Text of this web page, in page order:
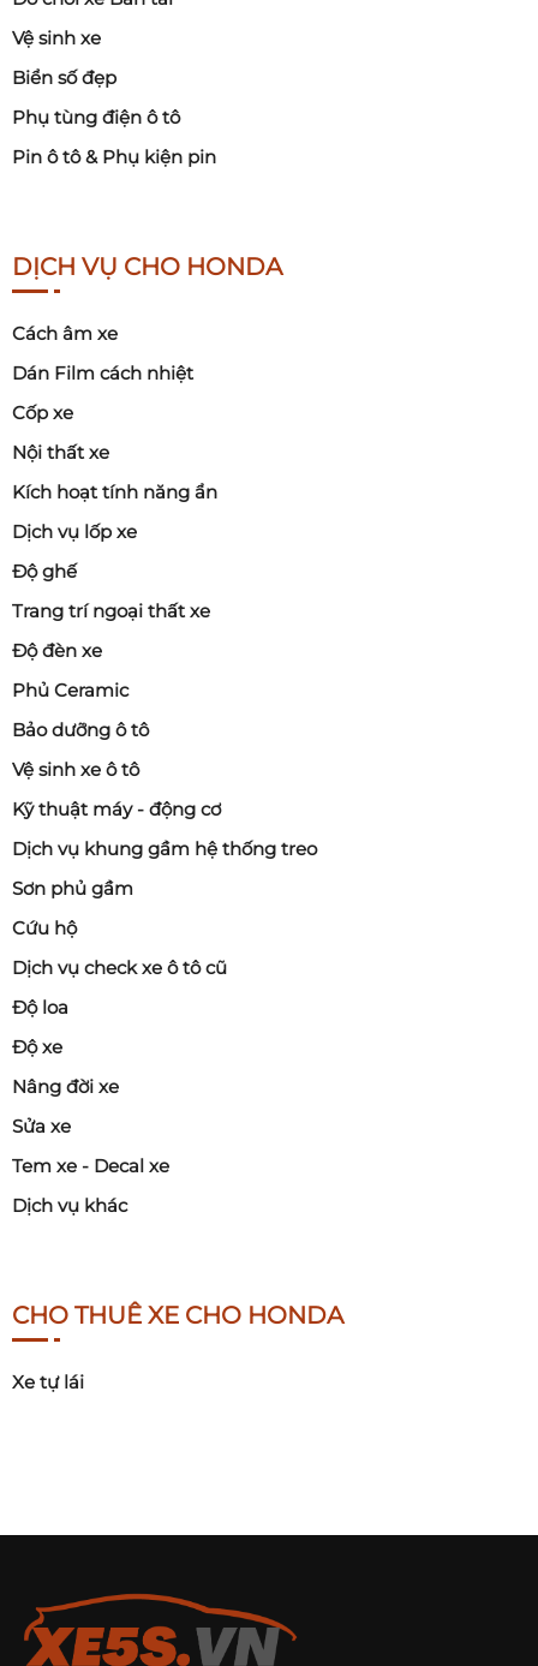
Vệ sinh xe
Biển số đẹp
Phụ tùng điện ô tô
Pin ô tô & Phụ kiện pin
DỊCH VỤ CHO HONDA
Cách âm xe
Dán Film cách nhiệt
Cốp xe
Nội thất xe
Kích hoạt tính năng ẩn
Dịch vụ lốp xe
Độ ghế
Trang trí ngoại thất xe
Độ đèn xe
Phủ Ceramic
Bảo dưỡng ô tô
Vệ sinh xe ô tô
Kỹ thuật máy - động cơ
Dịch vụ khung gầm hệ thống treo
Sơn phủ gầm
Cứu hộ
Dịch vụ check xe ô tô cũ
Độ loa
Độ xe
Nâng đời xe
Sửa xe
Tem xe - Decal xe
Dịch vụ khác
CHO THUÊ XE CHO HONDA
Xe tự lái